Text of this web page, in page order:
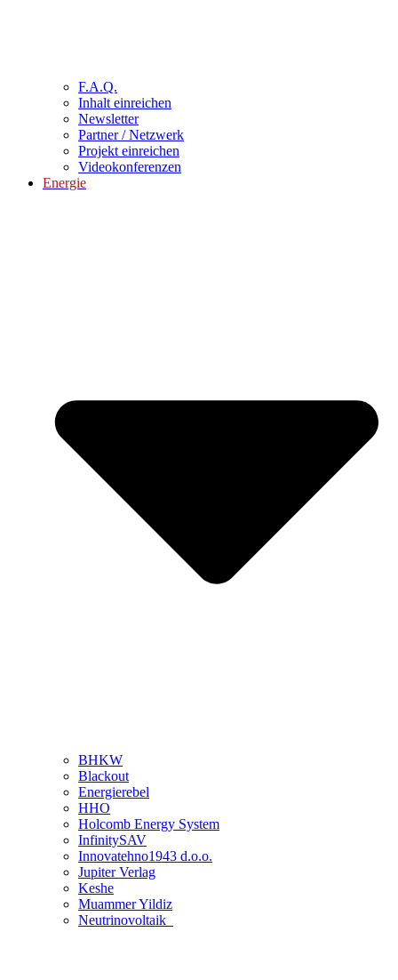
F.A.Q.
Inhalt einreichen
Newsletter
Partner / Netzwerk
Projekt einreichen
Videokonferenzen
Energie
BHKW
Blackout
Energierebel
HHO
Holcomb Energy System
InfinitySAV
Innovatehno1943 d.o.o.
Jupiter Verlag
Keshe
Muammer Yildiz
Neutrinovoltaik